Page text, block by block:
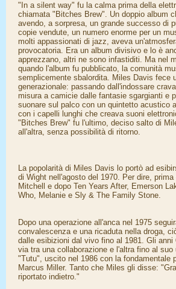
"In a silent way" fu la calma prima della
chiamata "Bitches Brew". Un doppio album
avendo, a sorpresa, un grande successo di
copie vendute, un numero enorme per un
molti appassionati di jazz, aveva
provocatoria. Era un album divisivo e lo è
apprezzano, altri ne sono infastiditi. Ma nel
quando l'album fu pubblicato, la comunità
semplicemente sbalordita. Miles Davis fece
generazionale: passando dall'indossare
misura a camicie dalle fantasie sgargianti e
suonare sul palco con un quintetto acustico
con i capelli lunghi che creava suoni
"Bitches Brew" fu l'ultimo, deciso salto di
all'altra, senza possibilità di ritorno.
La popolarità di Miles Davis lo portò ad
di Wight nell'agosto del 1970. Per dire,
Mitchell e dopo Ten Years After, Emerson
Who, Melanie e Sly & The Family Stone.
Dopo una operazione all'anca nel 1975
convalescenza e una ricaduta nella droga,
dalle esibizioni dal vivo fino al 1981. Gli
via tra una collaborazione e l'altra fino al suo
"Tutu", uscito nel 1986 con la fondamentale
Marcus Miller. Tanto che Miles gli disse:
riportato indietro."